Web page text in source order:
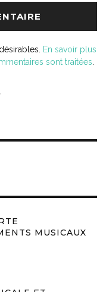
En savoir plus
sont traitées.
MUSICAUX